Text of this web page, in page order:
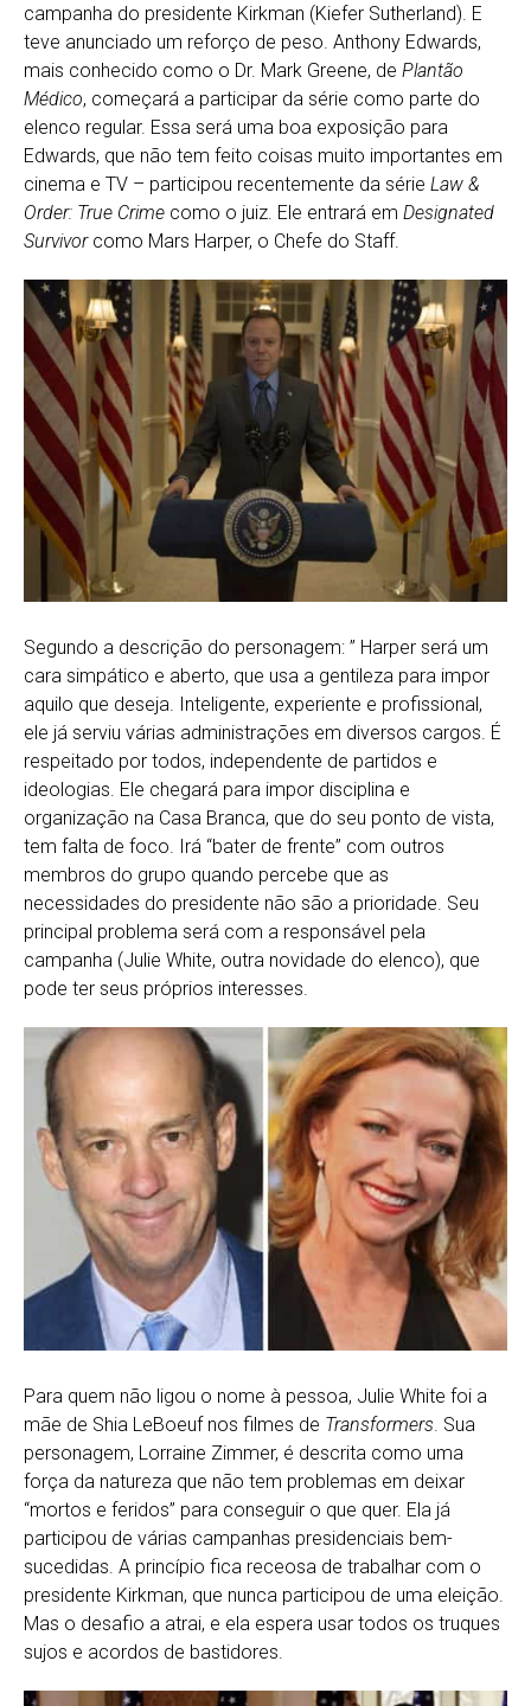
campanha do presidente Kirkman (Kiefer Sutherland). E
teve anunciado um reforço de peso. Anthony Edwards,
mais conhecido como o Dr. Mark Greene, de Plantão
Médico, começará a participar da série como parte do
elenco regular. Essa será uma boa exposição para
Edwards, que não tem feito coisas muito importantes em
cinema e TV – participou recentemente da série Law &
Order: True Crime como o juiz. Ele entrará em Designated
Survivorcomo Mars Harper, o Chefe do Staff.
Segundo a descrição do personagem: ” Harper será um
cara simpático e aberto, que usa a gentileza para impor
aquilo que deseja. Inteligente, experiente e profissional,
ele já serviu várias administrações em diversos cargos. É
respeitado por todos, independente de partidos e
ideologias. Ele chegará para impor disciplina e
organização na Casa Branca, que do seu ponto de vista,
tem falta de foco. Irá “bater de frente” com outros
membros do grupo quando percebe que as
necessidades do presidente não são a prioridade. Seu
principal problema será com a responsável pela
campanha (Julie White, outra novidade do elenco), que
pode ter seus próprios interesses.
Para quem não ligou o nome à pessoa, Julie White foi a
mãe de Shia LeBoeuf nos filmes de Transformers. Sua
personagem, Lorraine Zimmer, é descrita como uma
força da natureza que não tem problemas em deixar
“mortos e feridos” para conseguir o que quer. Ela já
participou de várias campanhas presidenciais bem-
sucedidas. A princípio fica receosa de trabalhar com o
presidente Kirkman, que nunca participou de uma eleição.
Mas o desafio a atrai, e ela espera usar todos os truques
sujos e acordos de bastidores.